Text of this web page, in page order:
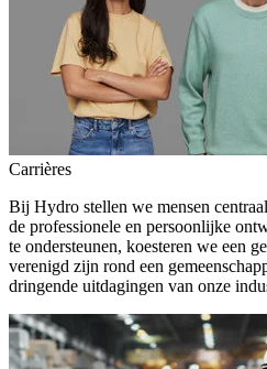
Carrières
Bij Hydro stellen we mensen
de professionele en persoonlijke
te ondersteunen, koesteren we een
verenigd zijn rond een
dringende uitdagingen van onze